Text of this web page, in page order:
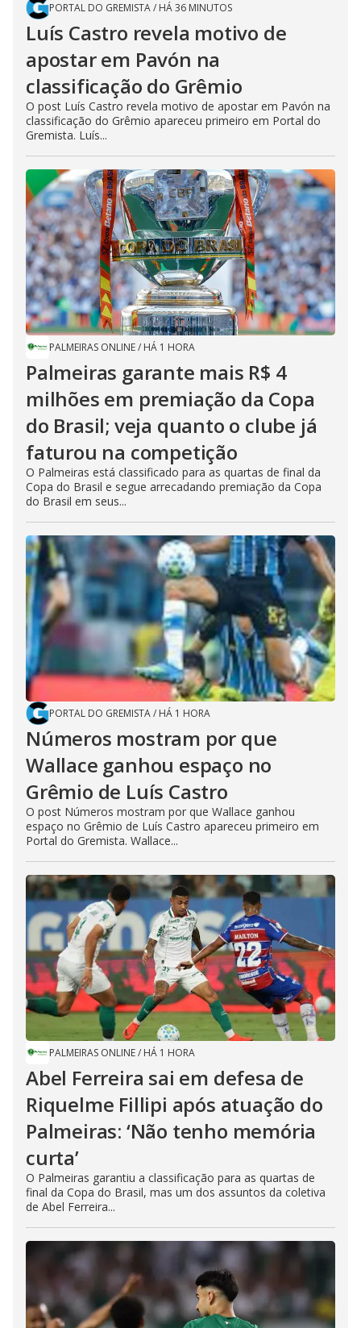
PORTAL DO GREMISTA/ HÁ 36 MINUTOS
Luís Castro revela motivo de
apostar em Pavón na
classificação do Grêmio
O post Luís Castro revela motivo de apostar em Pavón na
classificação do Grêmio apareceu primeiro em Portal do
Gremista. Luís...
PALMEIRAS ONLINE/ HÁ 1 HORA
Palmeiras garante mais R$ 4
milhões em premiação da Copa
do Brasil; veja quanto o clube já
faturou na competição
O Palmeiras está classificado para as quartas de final da
Copa do Brasil e segue arrecadando premiação da Copa
do Brasil em seus...
PORTAL DO GREMISTA/ HÁ 1 HORA
Números mostram por que
Wallace ganhou espaço no
Grêmio de Luís Castro
O post Números mostram por que Wallace ganhou
espaço no Grêmio de Luís Castro apareceu primeiro em
Portal do Gremista. Wallace...
PALMEIRAS ONLINE/ HÁ 1 HORA
Abel Ferreira sai em defesa de
Riquelme Fillipi após atuação do
Palmeiras: ‘Não tenho memória
curta’
O Palmeiras garantiu a classificação para as quartas de
final da Copa do Brasil, mas um dos assuntos da coletiva
de Abel Ferreira...